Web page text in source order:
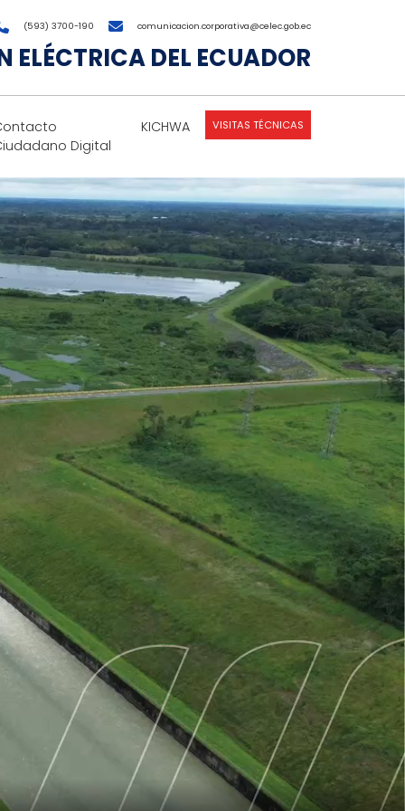
(593) 3700-190 comunicacion.corporativa@celec.gob.ec
ELÉCTRICA DEL ECUADOR
Digital
KICHWA VISITAS TÉCNICAS